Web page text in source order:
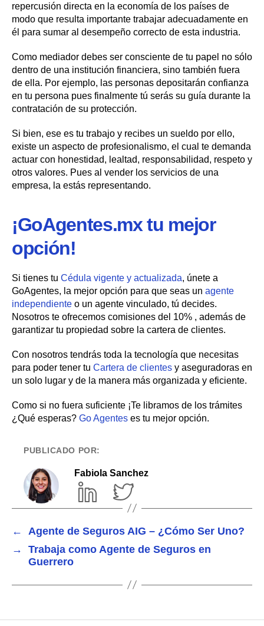
repercusión directa en la economía de los países de
modo que resulta importante trabajar adecuadamente en
él para sumar al desempeño correcto de esta industria.
Como mediador debes ser consciente de tu papel no sólo
dentro de una institución financiera, sino también fuera
de ella. Por ejemplo, las personas depositarán confianza
en tu persona pues finalmente tú serás su guía durante la
contratación de su protección.
Si bien, ese es tu trabajo y recibes un sueldo por ello,
existe un aspecto de profesionalismo, el cual te demanda
actuar con honestidad, lealtad, responsabilidad, respeto y
otros valores. Pues al vender los servicios de una
empresa, la estás representando.
¡GoAgentes.mx tu mejor
opción!
Si tienes tu Cédula vigente y actualizada, únete a
GoAgentes, la mejor opción para que seas un agente
independiente o un agente vinculado, tú decides.
Nosotros te ofrecemos comisiones del 10% , además de
garantizar tu propiedad sobre la cartera de clientes.
Con nosotros tendrás toda la tecnología que necesitas
para poder tener tu Cartera de clientes y aseguradoras en
un solo lugar y de la manera más organizada y eficiente.
Como si no fuera suficiente ¡Te libramos de los trámites
¿Qué esperas? Go Agentes es tu mejor opción.
PUBLICADO POR:
Fabiola Sanchez
←
Agente de Seguros AIG – ¿Cómo Ser Uno?
→
Trabaja como Agente de Seguros en
Guerrero